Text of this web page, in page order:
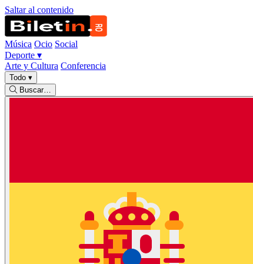
Saltar al contenido
Música Ocio Social
Deporte ▾
Arte y Cultura Conferencia
Todo ▾
Buscar…